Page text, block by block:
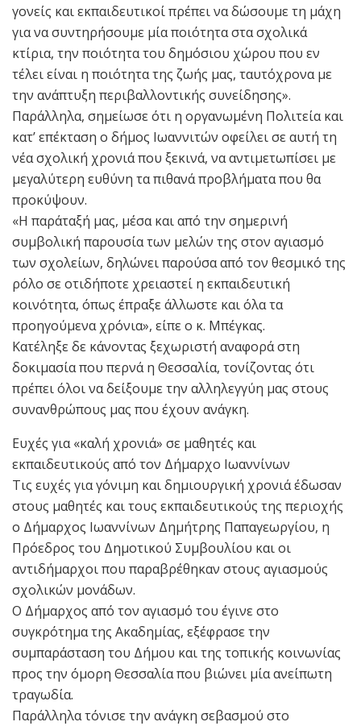
γονείς και εκπαιδευτικοί πρέπει να δώσουμε τη μάχη
για να συντηρήσουμε μία ποιότητα στα σχολικά
κτίρια, την ποιότητα του δημόσιου χώρου που εν
τέλει είναι η ποιότητα της ζωής μας, ταυτόχρονα με
την ανάπτυξη περιβαλλοντικής συνείδησης».
Παράλληλα, σημείωσε ότι η οργανωμένη Πολιτεία και
κατ’ επέκταση ο δήμος Ιωαννιτών οφείλει σε αυτή τη
νέα σχολική χρονιά που ξεκινά, να αντιμετωπίσει με
μεγαλύτερη ευθύνη τα πιθανά προβλήματα που θα
προκύψουν.
«Η παράταξή μας, μέσα και από την σημερινή
συμβολική παρουσία των μελών της στον αγιασμό
των σχολείων, δηλώνει παρούσα από τον θεσμικό της
ρόλο σε οτιδήποτε χρειαστεί η εκπαιδευτική
κοινότητα, όπως έπραξε άλλωστε και όλα τα
προηγούμενα χρόνια», είπε ο κ. Μπέγκας.
Κατέληξε δε κάνοντας ξεχωριστή αναφορά στη
δοκιμασία που περνά η Θεσσαλία, τονίζοντας ότι
πρέπει όλοι να δείξουμε την αλληλεγγύη μας στους
συνανθρώπους μας που έχουν ανάγκη.
Ευχές για «καλή χρονιά» σε μαθητές και
εκπαιδευτικούς από τον Δήμαρχο Ιωαννίνων
Τις ευχές για γόνιμη και δημιουργική χρονιά έδωσαν
στους μαθητές και τους εκπαιδευτικούς της περιοχής
ο Δήμαρχος Ιωαννίνων Δημήτρης Παπαγεωργίου, η
Πρόεδρος του Δημοτικού Συμβουλίου και οι
αντιδήμαρχοι που παραβρέθηκαν στους αγιασμούς
σχολικών μονάδων.
Ο Δήμαρχος από τον αγιασμό του έγινε στο
συγκρότημα της Ακαδημίας, εξέφρασε την
συμπαράσταση του Δήμου και της τοπικής κοινωνίας
προς την όμορη Θεσσαλία που βιώνει μία ανείπωτη
τραγωδία.
Παράλληλα τόνισε την ανάγκη σεβασμού στο